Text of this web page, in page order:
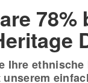
78%
Ihre